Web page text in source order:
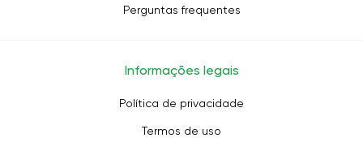
Perguntas frequentes
Informações legais
Política de privacidade
Termos de uso